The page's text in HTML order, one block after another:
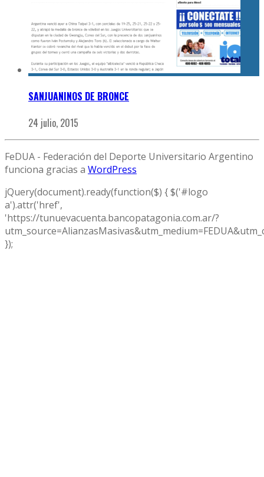
SANJUANINOS DE BRONCE
24 julio, 2015
FeDUA - Federación del Deporte Universitario Argentino
funciona gracias a WordPress
jQuery(document).ready(function($) { $('#logo
a').attr('href',
'https://tunuevacuenta.bancopatagonia.com.ar/?
});